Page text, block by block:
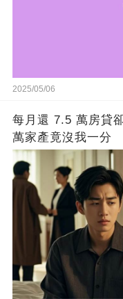
2025/05/06
每月還 7.5 萬房貸
萬家產竟沒我一分